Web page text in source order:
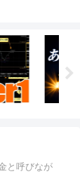
と呼びなが